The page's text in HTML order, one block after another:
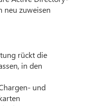
neu zuweisen
rückt die
in den
und